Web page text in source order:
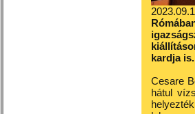
kardja is.
Cesare
hátul